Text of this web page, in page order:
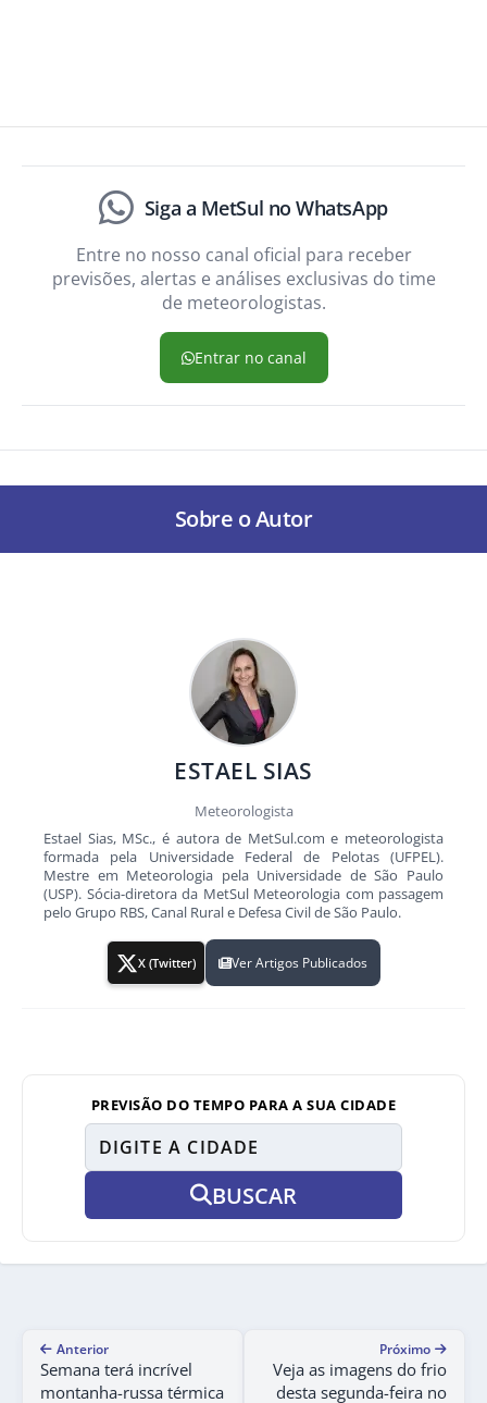
Siga a MetSul no WhatsApp
Entre no nosso canal oficial para receber
previsões, alertas e análises exclusivas do time
de meteorologistas.
Entrar no canal
Sobre o Autor
ESTAEL SIAS
Meteorologista
Estael Sias, MSc., é autora de MetSul.com e meteorologista
formada pela Universidade Federal de Pelotas (UFPEL).
Mestre em Meteorologia pela Universidade de São Paulo
(USP). Sócia-diretora da MetSul Meteorologia com passagem
pelo Grupo RBS, Canal Rural e Defesa Civil de São Paulo.
X (Twitter) Ver Artigos Publicados
PREVISÃO DO TEMPO PARA A SUA CIDADE
BUSCAR
Anterior
Semana terá incrível
montanha-russa térmica
Próximo
Veja as imagens do frio
desta segunda-feira no